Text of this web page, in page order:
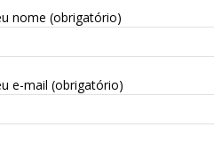
nome (obrigatório)
e-mail (obrigatório)